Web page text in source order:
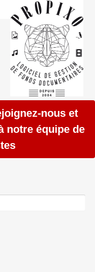
nous et
notre équipe de